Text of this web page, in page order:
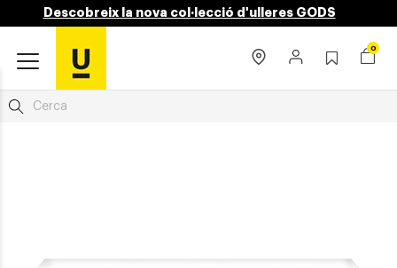
Descobreix la nova col·lecció d'ulleres GODS
0